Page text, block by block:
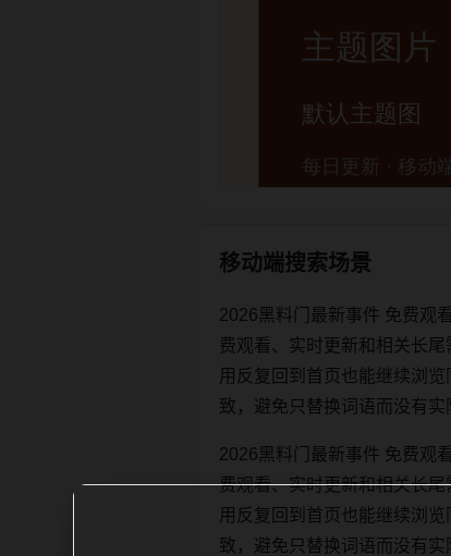
移动端搜索场景
2026黑料门最新事件 免费观
费观看、实时更新和相关长
用反复回到首页也能继续浏
致，避免只替换词语而没有实
2026黑料门最新事件 免费观
费观看、实时更新和相关长
用反复回到首页也能继续浏
致，避免只替换词语而没有实